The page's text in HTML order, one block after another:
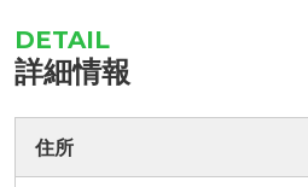
詳細情報
住所